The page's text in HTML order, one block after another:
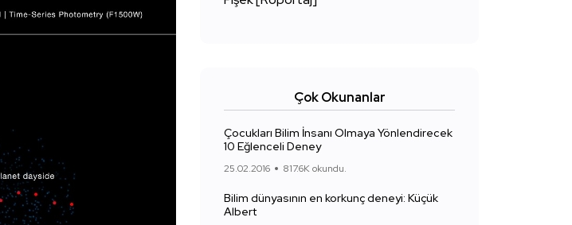
Çok Okunanlar
Çocukları Bilim İnsanı Olmaya Yönlendirecek
10 Eğlenceli Deney
25.02.2016 817.6K okundu.
Bilim dünyasının en korkunç deneyi: Küçük
Albert